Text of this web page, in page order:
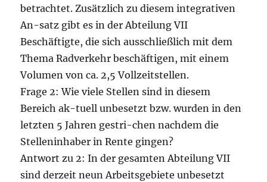
betrachtet. Zusätzlich zu diesem integrativen
An-satz gibt es in der Abteilung VII
Beschäftigte, die sich ausschließlich mit dem
Thema Radverkehr beschäftigen, mit einem
Volumen von ca. 2,5 Vollzeitstellen.
Frage 2: Wie viele Stellen sind in diesem
Bereich ak-tuell unbesetzt bzw. wurden in den
letzten 5 Jahren gestri-chen nachdem die
Stelleninhaber in Rente gingen?
Antwort zu 2: In der gesamten Abteilung VII
sind derzeit neun Arbeitsgebiete unbesetzt